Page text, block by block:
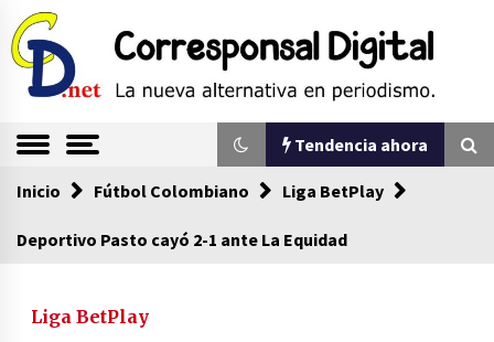
Saltar
al
contenido
Corresponsal
Digital
La nueva alternativa en periodismo
Tendencia ahora
Tendencia ahora
Inicio Fútbol Colombiano Liga BetPlay
Deportivo Pasto cayó 2-1 ante La Equidad
Liga BetPlay